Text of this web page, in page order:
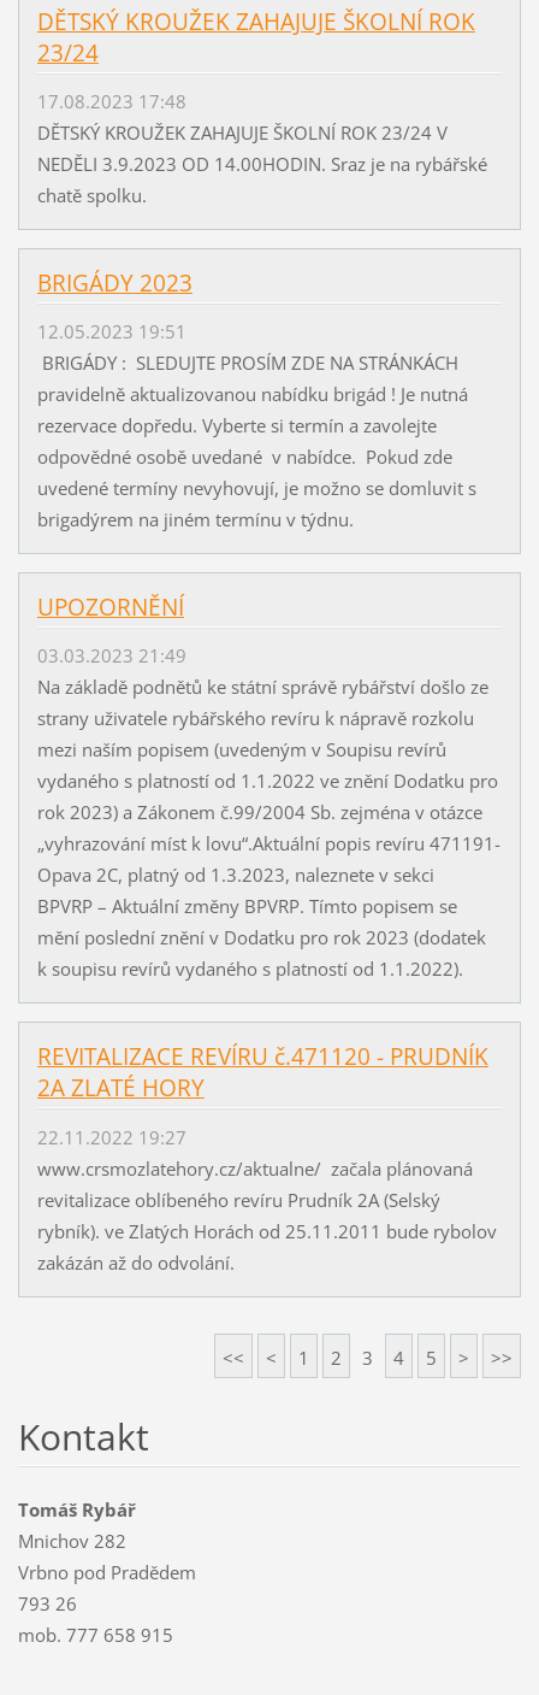
DĚTSKÝ KROUŽEK ZAHAJUJE ŠKOLNÍ ROK
23/24
17.08.2023 17:48
DĚTSKÝ KROUŽEK ZAHAJUJE ŠKOLNÍ ROK 23/24 V
NEDĚLI 3.9.2023 OD 14.00HODIN. Sraz je na rybářské
chatě spolku.
BRIGÁDY 2023
12.05.2023 19:51
BRIGÁDY : SLEDUJTE PROSÍM ZDE NA STRÁNKÁCH
pravidelně aktualizovanou nabídku brigád ! Je nutná
rezervace dopředu. Vyberte si termín a zavolejte
odpovědné osobě uvedané v nabídce. Pokud zde
uvedené termíny nevyhovují, je možno se domluvit s
brigadýrem na jiném termínu v týdnu.
UPOZORNĚNÍ
03.03.2023 21:49
Na základě podnětů ke státní správě rybářství došlo ze
strany uživatele rybářského revíru k nápravě rozkolu
mezi naším popisem (uvedeným v Soupisu revírů
vydaného s platností od 1.1.2022 ve znění Dodatku pro
rok 2023) a Zákonem č.99/2004 Sb. zejména v otázce
„vyhrazování míst k lovu“.Aktuální popis revíru 471191-
Opava 2C, platný od 1.3.2023, naleznete v sekci
BPVRP – Aktuální změny BPVRP. Tímto popisem se
mění poslední znění v Dodatku pro rok 2023 (dodatek
k soupisu revírů vydaného s platností od 1.1.2022).
REVITALIZACE REVÍRU č.471120 - PRUDNÍK
2A ZLATÉ HORY
22.11.2022 19:27
www.crsmozlatehory.cz/aktualne/ začala plánovaná
revitalizace oblíbeného revíru Prudník 2A (Selský
rybník). ve Zlatých Horách od 25.11.2011 bude rybolov
zakázán až do odvolání.
<< < 1 2 3 4 5 > >>
Kontakt
Tomáš Rybář
Mnichov 282
Vrbno pod Pradědem
793 26
mob. 777 658 915